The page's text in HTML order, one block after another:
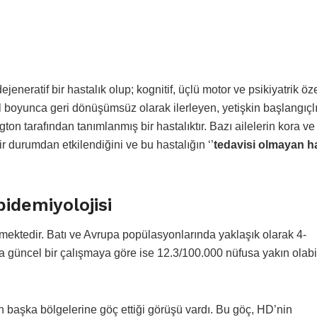
bir hastalık olup; kognitif, üçlü motor ve psikiyatrik
geri dönüşümsüz olarak ilerleyen, yetişkin
tarafından tanımlanmış bir hastalıktır. Bazı ailelerin kora ve
etkilendiğini ve bu hastalığın ‘’tedavisi olmayan
Batı ve Avrupa popülasyonlarında yaklaşık olarak 4-
güncel bir çalışmaya göre ise 12.3/100.000 nüfusa yakın
başka bölgelerine göç ettiği görüşü vardı. Bu göç, HD’nin